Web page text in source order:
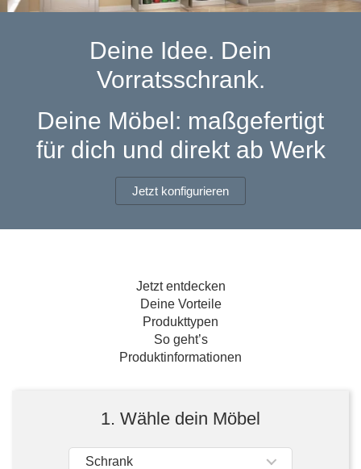
Schuhschrank
Hängeschrank
Hängeboard
TV-Möbel
Sideboard
Massivholz
Badregal
SpiegelschrankPolstermöbel
Sofa
Sessel
Hocker
Selection
Outdoorküche
der
Deine Idee. Dein
Vorratsschrank.
Deine Möbel: maßgefertigt
für dich und direkt ab Werk
Jetzt konfigurieren
Jetzt entdecken
Deine Vorteile
Produkttypen
So geht’s
Produktinformationen
1. Wähle dein Möbel
Schrank
Kommoden
Massivholz-Schränke & -Regale
Wandboards